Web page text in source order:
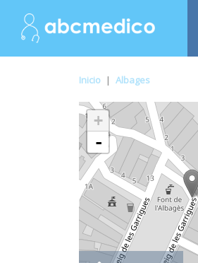
Inicio | Albages
+
-